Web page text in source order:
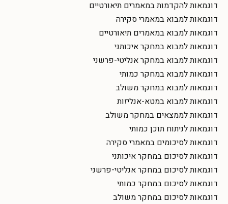
דוגמאות להקדמות במאמרים תיאורטיים
דוגמאות למבוא במאמרי סקירה
דוגמאות למבוא במאמרים תיאורטיים
דוגמאות למבוא במחקר איכותני
דוגמאות למבוא במחקר אנליטי-פרשני
דוגמאות למבוא במחקר כמותי
דוגמאות למבוא במחקר משולב
דוגמאות למבוא במטא-אנליזות
דוגמאות לממצאים במחקר משולב
דוגמאות לניתוח תוכן כמותי
דוגמאות לסיכומים במאמרי סקירה
דוגמאות לסיכום במחקר איכותני
דוגמאות לסיכום במחקר אנליטי-פרשני
דוגמאות לסיכום במחקר כמותי
דוגמאות לסיכום במחקר משולב